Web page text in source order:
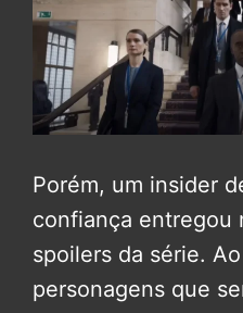
Porém, um insider
confiança entregou
spoilers da série.
personagens que